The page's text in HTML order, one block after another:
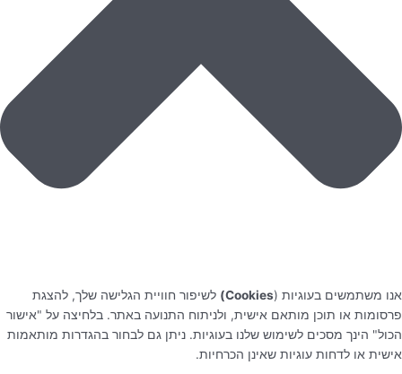
אנו משתמשים בעוגיות (Cookies)
לשיפור חוויית הגלישה שלך, להצגת
פרסומות או תוכן מותאם אישית, ולניתוח התנועה באתר. בלחיצה על "אישור
הכול" הינך מסכים לשימוש שלנו בעוגיות. ניתן גם לבחור בהגדרות מותאמות
אישית או לדחות עוגיות שאינן הכרחיות.